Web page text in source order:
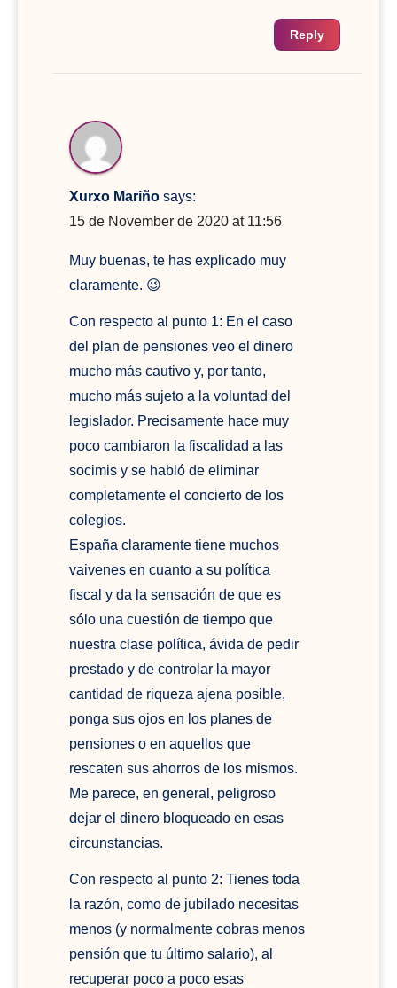
Reply
Xurxo Mariño says:
15 de November de 2020 at 11:56
Muy buenas, te has explicado muy
claramente. 😉
Con respecto al punto 1: En el caso
del plan de pensiones veo el dinero
mucho más cautivo y, por tanto,
mucho más sujeto a la voluntad del
legislador. Precisamente hace muy
poco cambiaron la fiscalidad a las
socimis y se habló de eliminar
completamente el concierto de los
colegios.
España claramente tiene muchos
vaivenes en cuanto a su política
fiscal y da la sensación de que es
sólo una cuestión de tiempo que
nuestra clase política, ávida de pedir
prestado y de controlar la mayor
cantidad de riqueza ajena posible,
ponga sus ojos en los planes de
pensiones o en aquellos que
rescaten sus ahorros de los mismos.
Me parece, en general, peligroso
dejar el dinero bloqueado en esas
circunstancias.
Con respecto al punto 2: Tienes toda
la razón, como de jubilado necesitas
menos (y normalmente cobras menos
pensión que tu último salario), al
recuperar poco a poco esas